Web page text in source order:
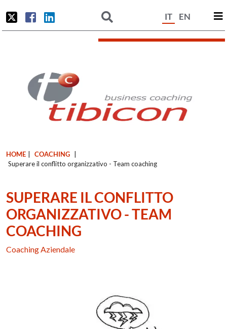
IT EN
HOME COACHING
Superare il conflitto organizzativo - Team coaching
SUPERARE IL CONFLITTO
ORGANIZZATIVO - TEAM
COACHING
Coaching Aziendale